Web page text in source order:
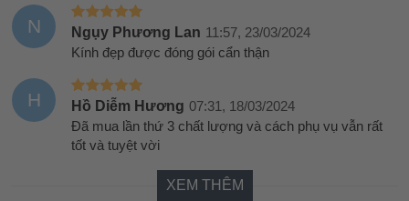
N Ngụy Phương Lan 11:57, 23/03/2024
Kính đẹp được đóng gói cẩn thận
H Hồ Diễm Hương 07:31, 18/03/2024
Đã mua lần thứ 3 chất lượng và cách phụ vụ vẫn rất
tốt và tuyệt vời
XEM THÊM